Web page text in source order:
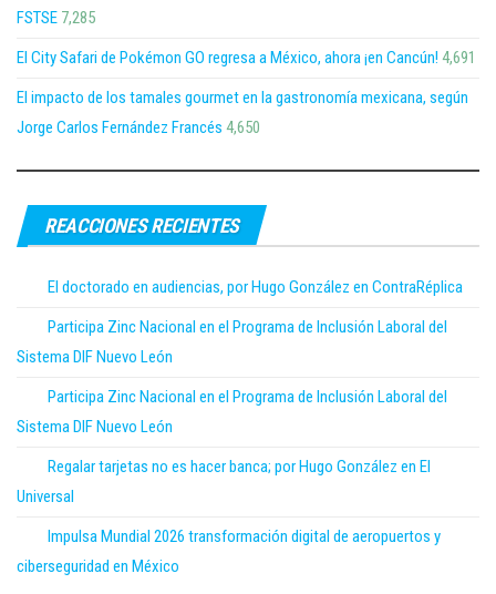
FSTSE 7,285
El City Safari de Pokémon GO regresa a México, ahora ¡en Cancún! 4,691
El impacto de los tamales gourmet en la gastronomía mexicana, según
Jorge Carlos Fernández Francés 4,650
REACCIONES RECIENTES
El doctorado en audiencias, por Hugo González en ContraRéplica
Participa Zinc Nacional en el Programa de Inclusión Laboral del
Sistema DIF Nuevo León
Participa Zinc Nacional en el Programa de Inclusión Laboral del
Sistema DIF Nuevo León
Regalar tarjetas no es hacer banca; por Hugo González en El
Universal
Impulsa Mundial 2026 transformación digital de aeropuertos y
ciberseguridad en México